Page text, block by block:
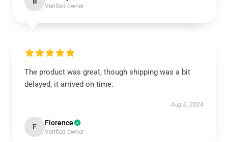
Verified owner
The product was great, though shipping was a bit
delayed, it arrived on time.
Aug 2, 2024
F Florence
Verified owner